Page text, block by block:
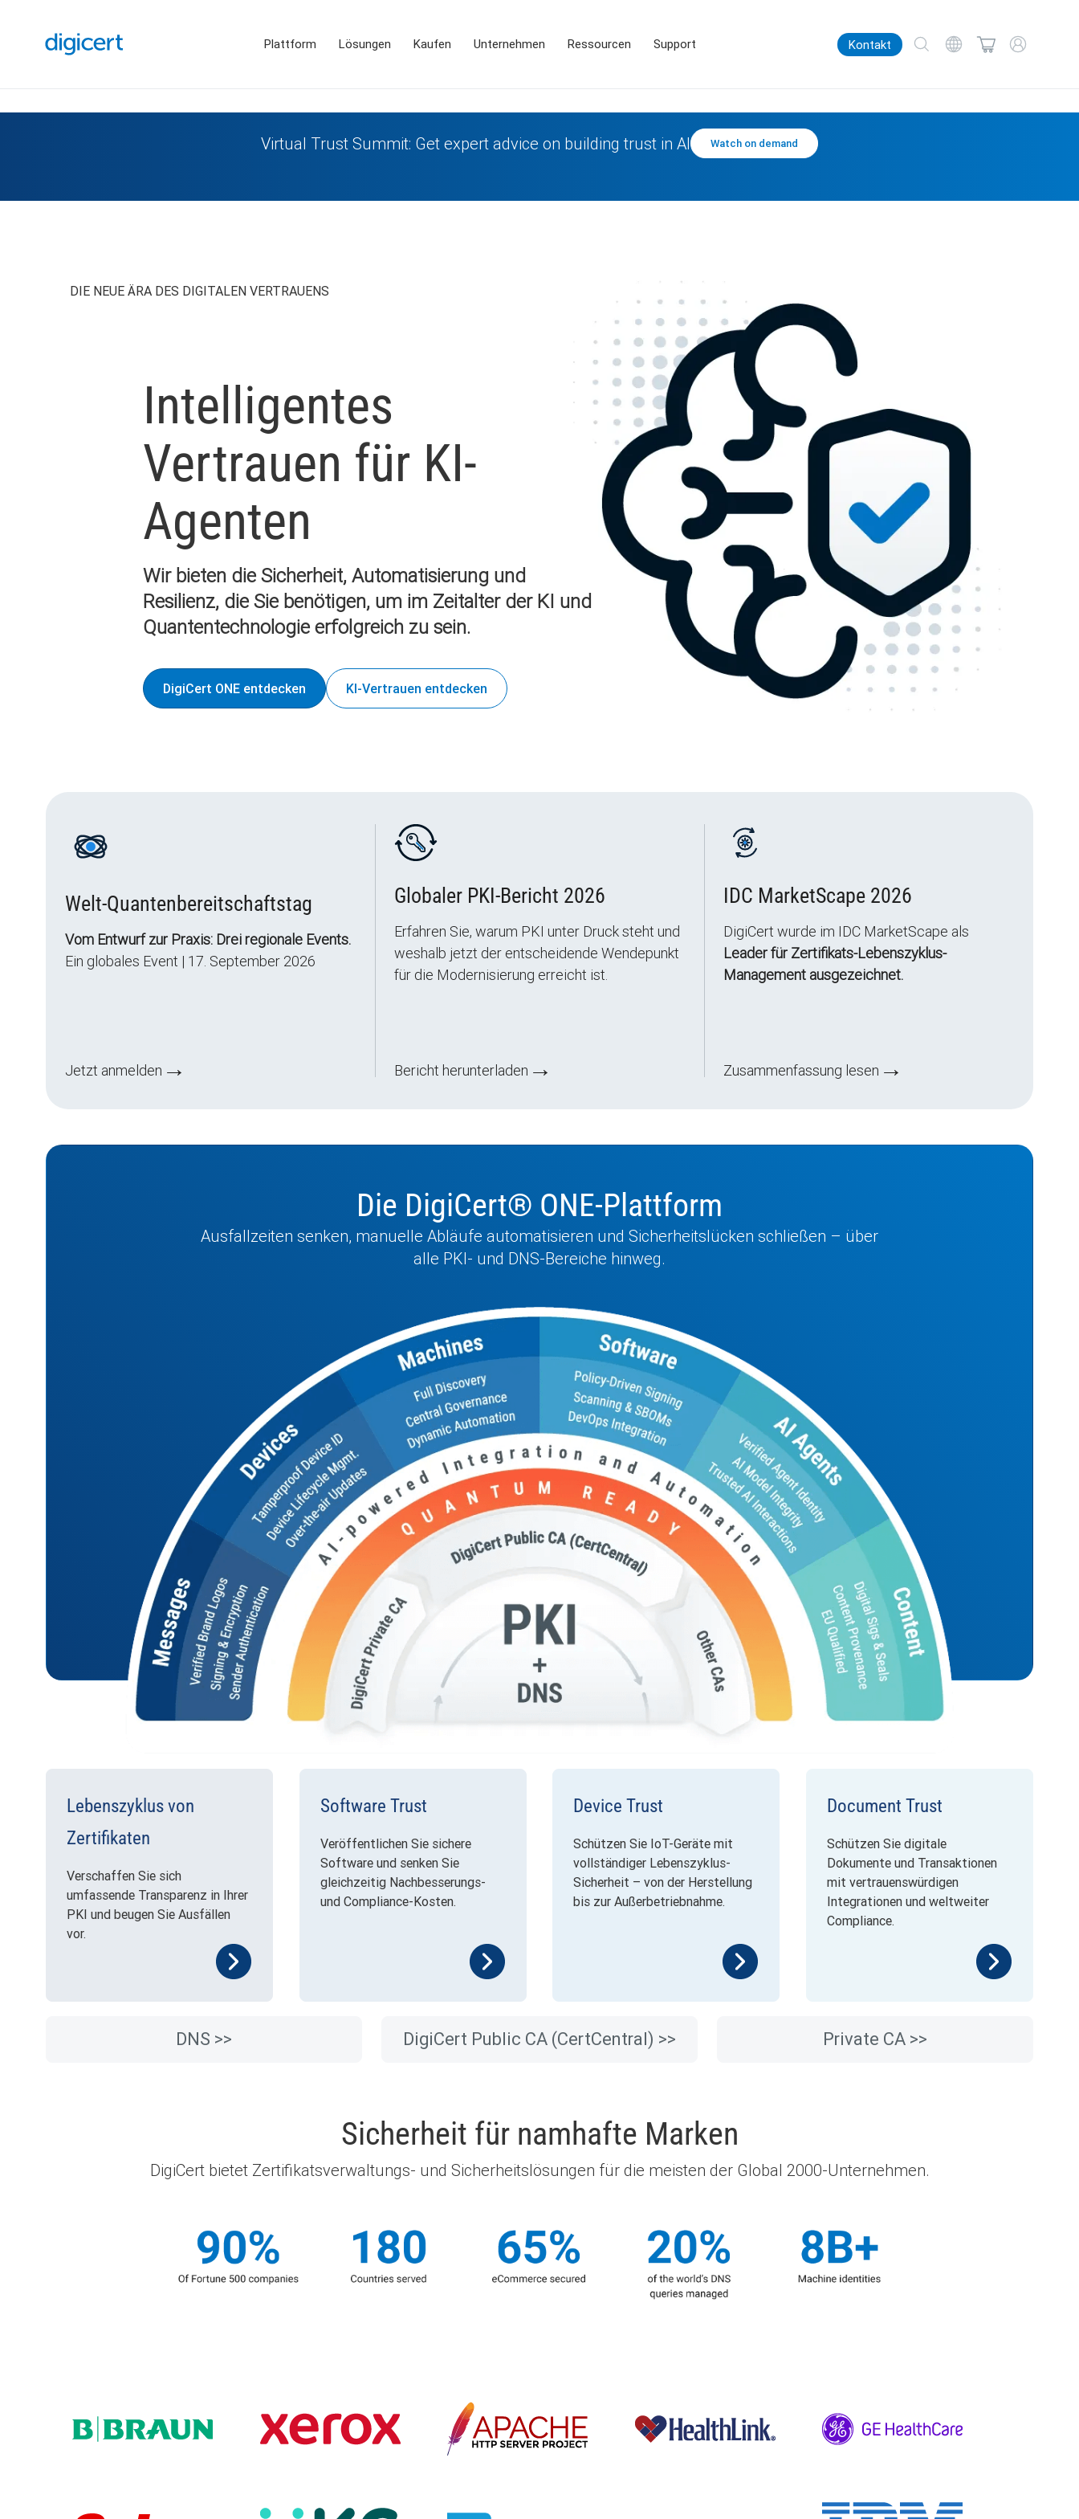
Plattform Lösungen Kaufen Unternehmen Ressourcen Support Kontakt
Virtual Trust Summit: Get expert advice on building trust in AI Watch on demand
DIE NEUE ÄRA DES DIGITALEN VERTRAUENS
Intelligentes
Vertrauen für KI-
Agenten
Wir bieten die Sicherheit, Automatisierung und
Resilienz, die Sie benötigen, um im Zeitalter der KI und
Quantentechnologie erfolgreich zu sein.
DigiCert ONE entdecken KI-Vertrauen entdecken
Welt-Quantenbereitschaftstag
Vom Entwurf zur Praxis: Drei regionale Events.
Ein globales Event | 17. September 2026
Jetzt anmelden →
Globaler PKI-Bericht 2026
Erfahren Sie, warum PKI unter Druck steht und
weshalb jetzt der entscheidende Wendepunkt
für die Modernisierung erreicht ist.
Bericht herunterladen →
IDC MarketScape 2026
DigiCert wurde im IDC MarketScape als
Leader für Zertifikats-Lebenszyklus-
Management ausgezeichnet.
Zusammenfassung lesen →
Die DigiCert® ONE-Plattform
Ausfallzeiten senken, manuelle Abläufe automatisieren und Sicherheitslücken schließen – über
alle PKI- und DNS-Bereiche hinweg.
Lebenszyklus von
Zertifikaten
Verschaffen Sie sich
umfassende Transparenz in Ihrer
PKI und beugen Sie Ausfällen
vor.
Software Trust
Veröffentlichen Sie sichere
Software und senken Sie
gleichzeitig Nachbesserungs-
und Compliance-Kosten.
Device Trust
Schützen Sie IoT-Geräte mit
vollständiger Lebenszyklus-
Sicherheit – von der Herstellung
bis zur Außerbetriebnahme.
Document Trust
Schützen Sie digitale
Dokumente und Transaktionen
mit vertrauenswürdigen
Integrationen und weltweiter
Compliance.
DNS >> DigiCert Public CA (CertCentral) >> Private CA >>
Sicherheit für namhafte Marken
DigiCert bietet Zertifikatsverwaltungs- und Sicherheitslösungen für die meisten der Global 2000-Unternehmen.